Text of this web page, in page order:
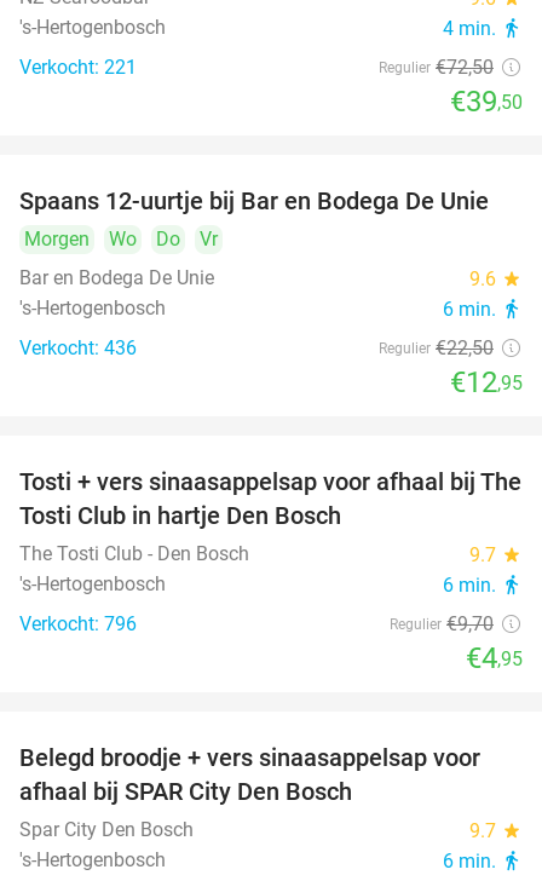
's-Hertogenbosch 4 min. directions_walk
Verkocht: 221 Regulier €72,50
€39,50
42%
Spaans 12-uurtje bij Bar en Bodega De Unie
Morgen Wo Do
Vr
Bar en Bodega De Unie
9.6 star
's-Hertogenbosch 6 min. directions_walk
Verkocht: 436 Regulier €22,50
€12,95
49%
Tosti + vers sinaasappelsap voor afhaal bij The
Tosti Club in hartje Den Bosch
The Tosti Club - Den Bosch 9.7 star
's-Hertogenbosch 6 min. directions_walk
Verkocht: 796 Regulier €9,70
€4,95
37%
Belegd broodje + vers sinaasappelsap voor
afhaal bij SPAR City Den Bosch
Spar City Den Bosch 9.7 star
's-Hertogenbosch 6 min. directions_walk